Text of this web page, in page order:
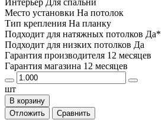
Место установки На потолок
Тип крепления На планку
Подходит для натяжных потолков Да*
Подходит для низких потолков Да
Гарантия производителя 12 месяцев
Гарантия магазина 12 месяцев
шт
В корзину
Отложить
Сравнить